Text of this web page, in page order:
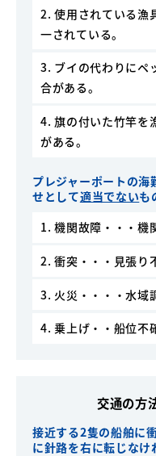
2. 使用されている漁
一されている。
3. ブイの代わりにペ
合がある。
4. 旗の付いた竹竿を
がある。
プレジャーポートの
せとして適当でないも
1. 機関故障・・・機
2. 衝突・・・見張り
3. 火災・・・・水域
4. 乗上げ・・船位不
交通の方
接近する2隻の船舶に
に針路を右に転じな